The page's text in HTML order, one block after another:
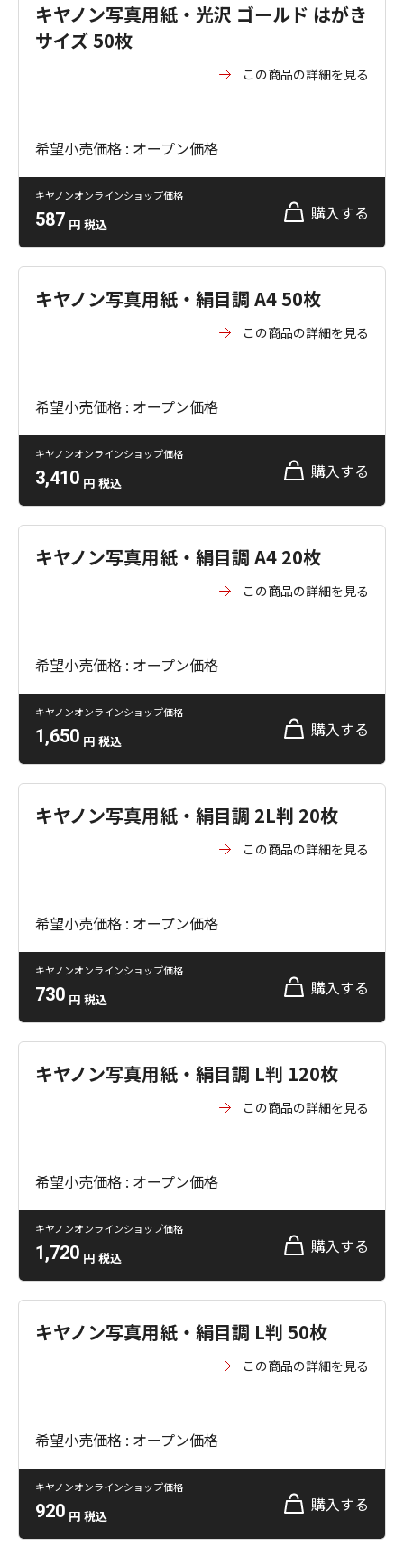
キヤノン写真用紙・光沢 ゴールド はがき
サイズ 50枚
この商品の詳細を見る
希望小売価格 : オープン価格
キヤノンオンラインショップ価格
587 円 税込
購入する
キヤノン写真用紙・絹目調 A4 50枚
この商品の詳細を見る
希望小売価格 : オープン価格
キヤノンオンラインショップ価格
3,410 円 税込
購入する
キヤノン写真用紙・絹目調 A4 20枚
この商品の詳細を見る
希望小売価格 : オープン価格
キヤノンオンラインショップ価格
1,650 円 税込
購入する
キヤノン写真用紙・絹目調 2L判 20枚
この商品の詳細を見る
希望小売価格 : オープン価格
キヤノンオンラインショップ価格
730 円 税込
購入する
キヤノン写真用紙・絹目調 L判 120枚
この商品の詳細を見る
希望小売価格 : オープン価格
キヤノンオンラインショップ価格
1,720 円 税込
購入する
キヤノン写真用紙・絹目調 L判 50枚
この商品の詳細を見る
希望小売価格 : オープン価格
キヤノンオンラインショップ価格
920 円 税込
購入する